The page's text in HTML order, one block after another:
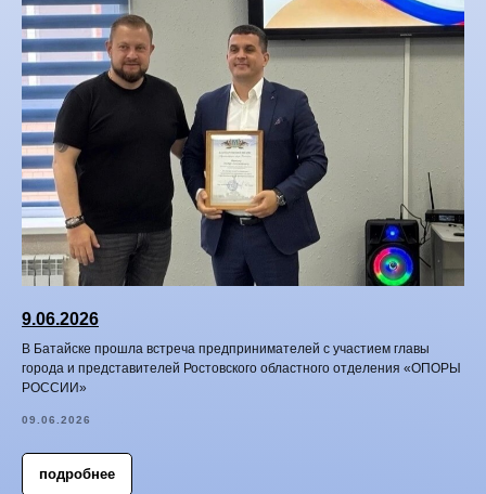
9.06.2026
В Батайске прошла встреча предпринимателей с участием главы
города и представителей Ростовского областного отделения «ОПОРЫ
РОССИИ»
09.06.2026
подробнее